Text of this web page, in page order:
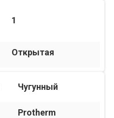
1
Открытая
Чугунный
Protherm